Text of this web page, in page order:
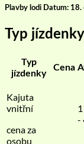
Plavby lodi Datum:
Typ jízdenky
Typ
jízdenky
Cena
Kajuta
vnitřní
cena za
osobu
-